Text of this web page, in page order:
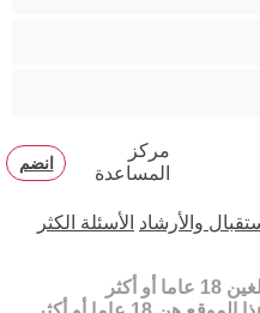
مركز
المساعدة
انضم
والأرشاد الأسئلة الكثر
أكثر